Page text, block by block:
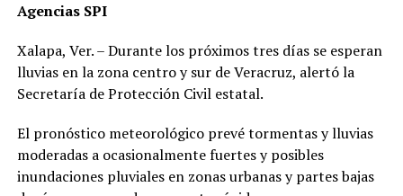
Agencias SPI
Xalapa, Ver. – Durante los próximos tres días se esperan
lluvias en la zona centro y sur de Veracruz, alertó la
Secretaría de Protección Civil estatal.
El pronóstico meteorológico prevé tormentas y lluvias
moderadas a ocasionalmente fuertes y posibles
inundaciones pluviales en zonas urbanas y partes bajas